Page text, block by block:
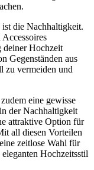
die Nachhaltigkeit.
deiner Hochzeit
Gegenständen aus
zu vermeiden und
eine gewisse
der Nachhaltigkeit
attraktive Option für
all diesen Vorteilen
zeitlose Wahl für
Hochzeitsstil